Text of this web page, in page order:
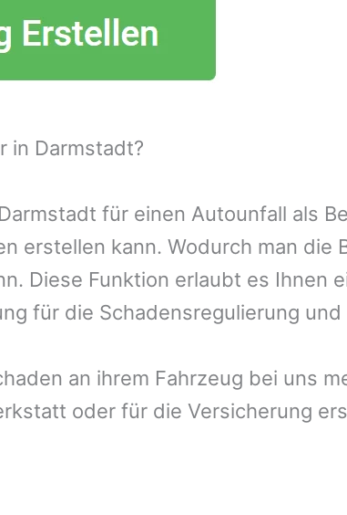
in Darmstadt?
für einen Autounfall als
erstellen kann. Wodurch man die
Diese Funktion erlaubt es Ihnen
für die Schadensregulierung
an ihrem Fahrzeug bei uns
oder für die Versicherung